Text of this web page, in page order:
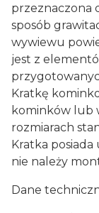
przeznaczona
sposób
wywiewu
jest z
Kratkę
kominków lub
rozmiarach
Kratka
nie należy
Dane